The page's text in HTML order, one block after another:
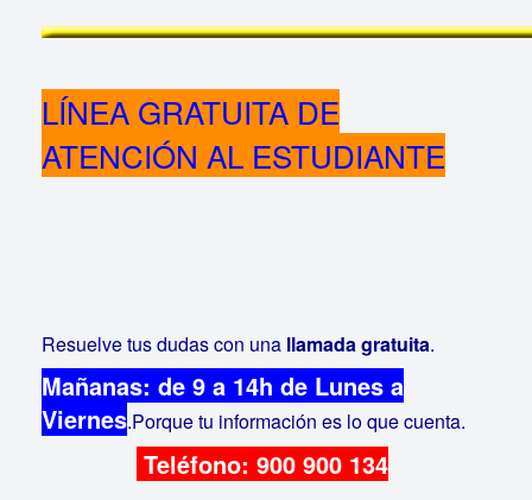
LÍNEA GRATUITA DE
ATENCIÓN AL ESTUDIANTE
Resuelve tus dudas con una llamada gratuita.
Mañanas: de 9 a 14h de Lunes a
Viernes.Porque tu información es lo que cuenta.
Teléfono: 900 900 134